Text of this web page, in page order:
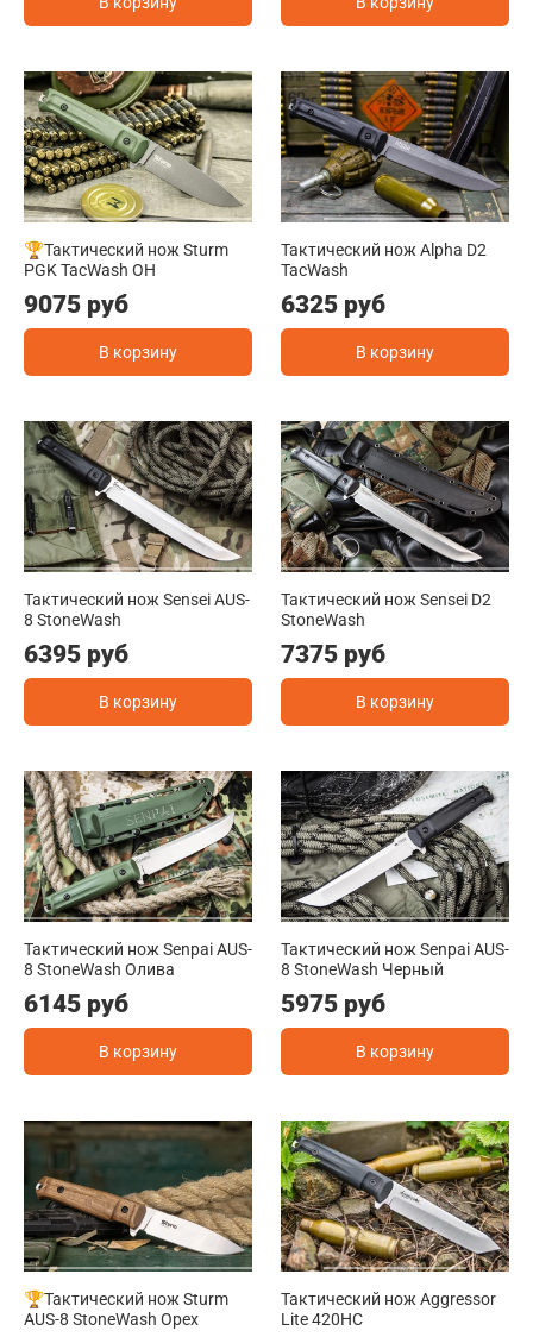
🏆Тактический нож Sturm
PGK TacWash OH
9075 руб
В корзину
Тактический нож Alpha D2
TacWash
6325 руб
В корзину
Тактический нож Sensei AUS-
8 StoneWash
6395 руб
В корзину
Тактический нож Sensei D2
StoneWash
7375 руб
В корзину
Тактический нож Senpai AUS-
8 StoneWash Олива
6145 руб
В корзину
Тактический нож Senpai AUS-
8 StoneWash Черный
5975 руб
В корзину
🏆Тактический нож Sturm
AUS-8 StoneWash Орех
Тактический нож Aggressor
Lite 420HC